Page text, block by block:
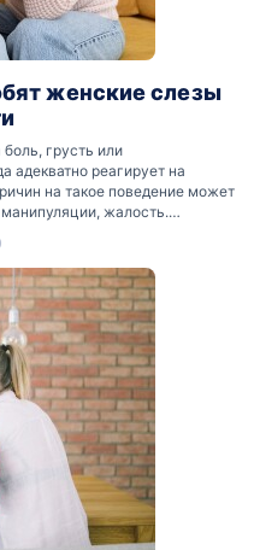
женские слезы
грусть или
адекватно реагирует на
на такое поведение может
жалость.
женских слез, помогут советы